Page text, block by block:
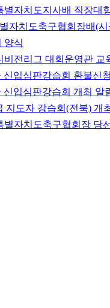
별자치도지사배 직장대
자치도축구협회장배(
양식
비전리그 대회운영관 교
신입심판강습회 환불신
신입심판강습회 개최 알
지도자 강습회(전북) 개
별자치도축구협회장 당